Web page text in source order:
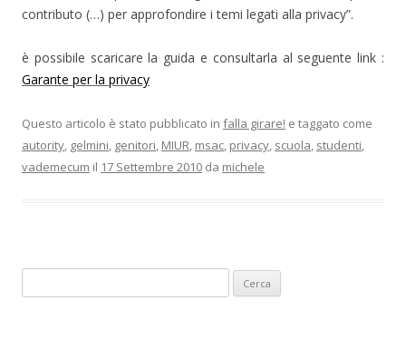
contributo (…) per approfondire i temi legati alla privacy”.
è possibile scaricare la guida e consultarla al seguente link :
Garante per la privacy
Questo articolo è stato pubblicato in falla girare! e taggato come
autority, gelmini, genitori, MIUR, msac, privacy, scuola, studenti,
vademecum il 17 Settembre 2010 da michele
per: